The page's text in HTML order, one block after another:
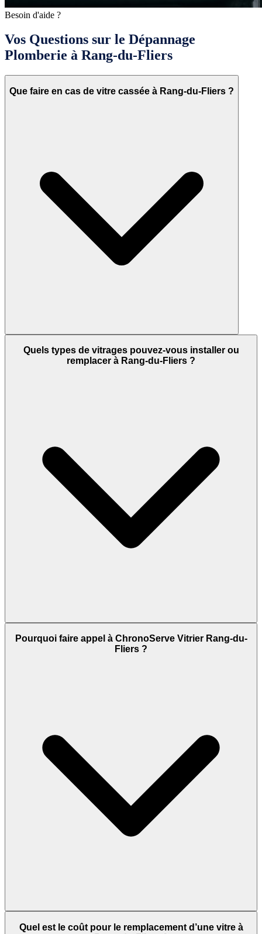
Besoin d'aide ?
Vos Questions sur le Dépannage
Plomberie à Rang-du-Fliers
Que faire en cas de vitre cassée à Rang-du-Fliers ?
Quels types de vitrages pouvez-vous installer ou
remplacer à Rang-du-Fliers ?
Pourquoi faire appel à ChronoServe Vitrier Rang-du-
Fliers ?
Quel est le coût pour le remplacement d’une vitre à